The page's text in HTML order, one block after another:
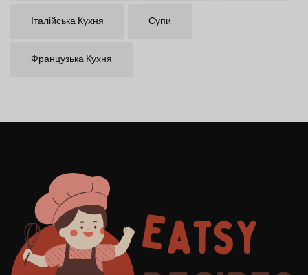
Італійська Кухня Супи
Французька Кухня